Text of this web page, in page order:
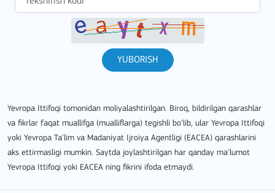
YUBORISH
Yevropa Ittifoqi tomonidan moliyalashtirilgan. Biroq, bildirilgan qarashlar
va fikrlar faqat muallifga (mualliflarga) tegishli bo‘lib, ular Yevropa Ittifoqi
yoki Yevropa Ta’lim va Madaniyat Ijroiya Agentligi (EACEA) qarashlarini
aks ettirmasligi mumkin. Saytda joylashtirilgan har qanday ma’lumot
Yevropa Ittifoqi yoki EACEA ning fikrini ifoda etmaydi.